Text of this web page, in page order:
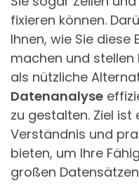
fixieren können.
Ihnen, wie Sie
machen und stellen
als nützliche
Datenanalyse
zu gestalten. Ziel ist
Verständnis und
bieten, um Ihre
großen